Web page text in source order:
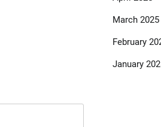
March 2025
February
January